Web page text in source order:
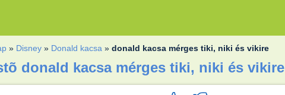
» Disney » Donald kacsa »donald kacsa mérges tiki, niki és vikire
donald kacsa mérges tiki, niki és vikire